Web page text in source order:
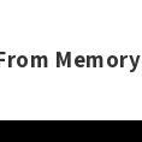
Memory